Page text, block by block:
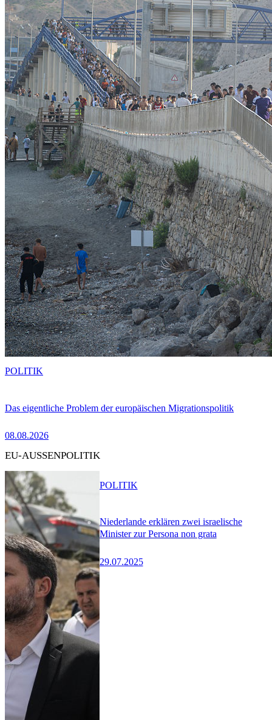
Das eigentliche Problem der europäischen Migrationspolitik
08.08.2026
POLITIK
EU-AUSSENPOLITIK
Niederlande erklären zwei israelische
Minister zur Persona non grata
29.07.2025
POLITIK